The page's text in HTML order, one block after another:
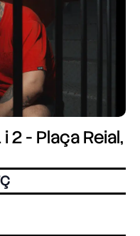
2 - Plaça Reial,